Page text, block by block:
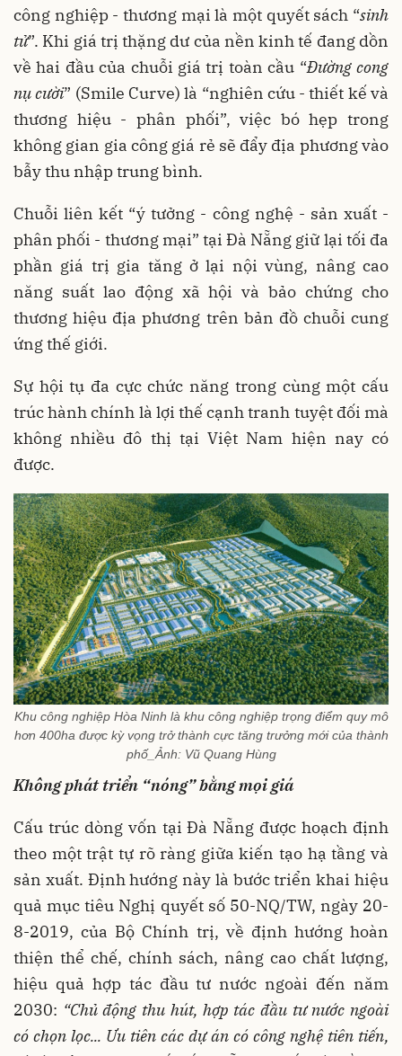
công nghiệp - thương mại là một quyết sách “sinh
tử”. Khi giá trị thặng dư của nền kinh tế đang dồn
về hai đầu của chuỗi giá trị toàn cầu “Đường cong
nụ cười” (Smile Curve) là “nghiên cứu - thiết kế và
thương hiệu - phân phối”, việc bó hẹp trong
không gian gia công giá rẻ sẽ đẩy địa phương vào
bẫy thu nhập trung bình.
Chuỗi liên kết “ý tưởng - công nghệ - sản xuất -
phân phối - thương mại” tại Đà Nẵng giữ lại tối đa
phần giá trị gia tăng ở lại nội vùng, nâng cao
năng suất lao động xã hội và bảo chứng cho
thương hiệu địa phương trên bản đồ chuỗi cung
ứng thế giới.
Sự hội tụ đa cực chức năng trong cùng một cấu
trúc hành chính là lợi thế cạnh tranh tuyệt đối mà
không nhiều đô thị tại Việt Nam hiện nay có
được.
Khu công nghiệp Hòa Ninh là khu công nghiệp trọng điểm quy mô
hơn 400ha được kỳ vọng trở thành cực tăng trưởng mới của thành
phố_Ảnh: Vũ Quang Hùng
Không phát triển “nóng” bằng mọi giá
Cấu trúc dòng vốn tại Đà Nẵng được hoạch định
theo một trật tự rõ ràng giữa kiến tạo hạ tầng và
sản xuất. Định hướng này là bước triển khai hiệu
quả mục tiêu Nghị quyết số 50-NQ/TW, ngày 20-
8-2019, của Bộ Chính trị, về định hướng hoàn
thiện thể chế, chính sách, nâng cao chất lượng,
hiệu quả hợp tác đầu tư nước ngoài đến năm
2030: “Chủ động thu hút, hợp tác đầu tư nước ngoài
có chọn lọc... Ưu tiên các dự án có công nghệ tiên tiến,